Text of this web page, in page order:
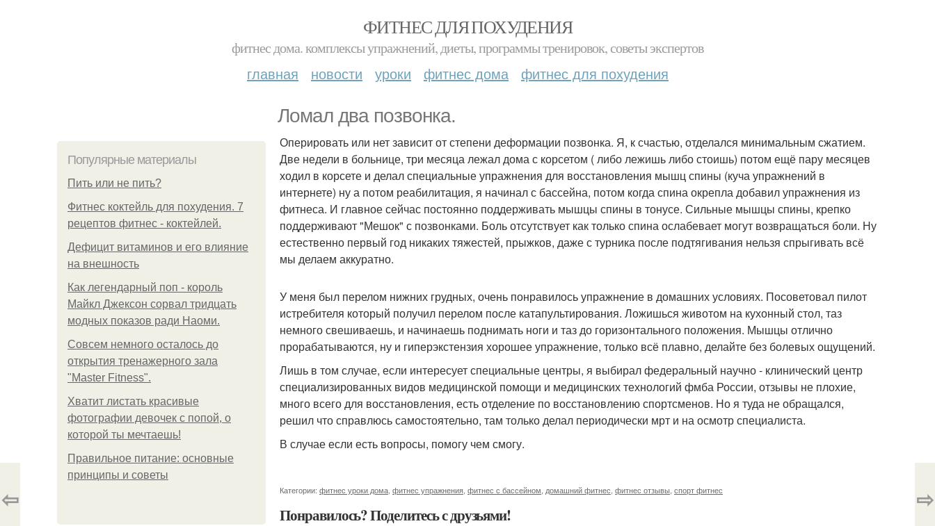
ФИТНЕС ДЛЯ ПОХУДЕНИЯ
фитнес дома. комплексы упражнений, диеты, программы тренировок, советы экспертов
главная новости уроки фитнес дома фитнес для похудения
Ломал два позвонка.
Популярные материалы
Пить или не пить?
Фитнес коктейль для похудения. 7
рецептов фитнес - коктейлей.
Дефицит витаминов и его влияние
на внешность
Как легендарный поп - король
Майкл Джексон сорвал тридцать
модных показов ради Наоми.
Совсем немного осталось до
открытия тренажерного зала
"Master Fitness".
Хватит листать красивые
фотографии девочек с попой, о
которой ты мечтаешь!
Правильное питание: основные
принципы и советы
Оперировать или нет зависит от степени деформации позвонка. Я, к счастью, отделался минимальным сжатием.
Две недели в больнице, три месяца лежал дома с корсетом ( либо лежишь либо стоишь) потом ещё пару месяцев
ходил в корсете и делал специальные упражнения для восстановления мышц спины (куча упражнений в
интернете) ну а потом реабилитация, я начинал с бассейна, потом когда спина окрепла добавил упражнения из
фитнеса. И главное сейчас постоянно поддерживать мышцы спины в тонусе. Сильные мышцы спины, крепко
поддерживают "Мешок" с позвонками. Боль отсутствует как только спина ослабевает могут возвращаться боли. Ну
естественно первый год никаких тяжестей, прыжков, даже с турника после подтягивания нельзя спрыгивать всё
мы делаем аккуратно.
У меня был перелом нижних грудных, очень понравилось упражнение в домашних условиях. Посоветовал пилот
истребителя который получил перелом после катапультирования. Ложишься животом на кухонный стол, таз
немного свешиваешь, и начинаешь поднимать ноги и таз до горизонтального положения. Мышцы отлично
прорабатываются, ну и гиперэкстензия хорошее упражнение, только всё плавно, делайте без болевых ощущений.
Лишь в том случае, если интересует специальные центры, я выбирал федеральный научно - клинический центр
специализированных видов медицинской помощи и медицинских технологий фмба России, отзывы не плохие,
много всего для восстановления, есть отделение по восстановлению спортсменов. Но я туда не обращался,
решил что справлюсь самостоятельно, там только делал периодически мрт и на осмотр специалиста.
В случае если есть вопросы, помогу чем смогу.
Категории: фитнес уроки дома фитнес упражнения фитнес с бассейном домашний фитнес фитнес отзывы спорт фитнес
Понравилось? Поделитесь с друзьями!
⇦ ⇨